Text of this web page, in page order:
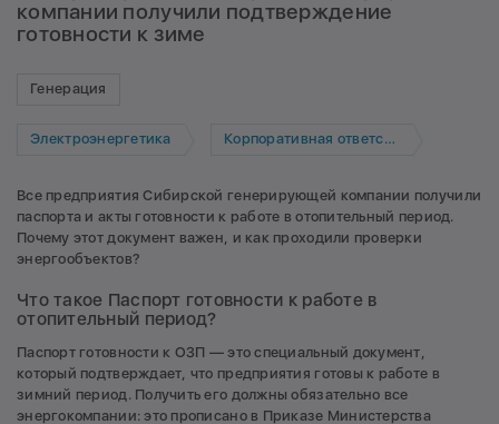
компании получили подтверждение
готовности к зиме
Генерация
Электроэнергетика Корпоративная ответственность
Все предприятия Сибирской генерирующей компании получили
паспорта и акты готовности к работе в отопительный период.
Почему этот документ важен, и как проходили проверки
энергообъектов?
Что такое Паспорт готовности к работе в
отопительный период?
Паспорт готовности к ОЗП — это специальный документ,
который подтверждает, что предприятия готовы к работе в
зимний период. Получить его должны обязательно все
энергокомпании: это прописано в Приказе Министерства